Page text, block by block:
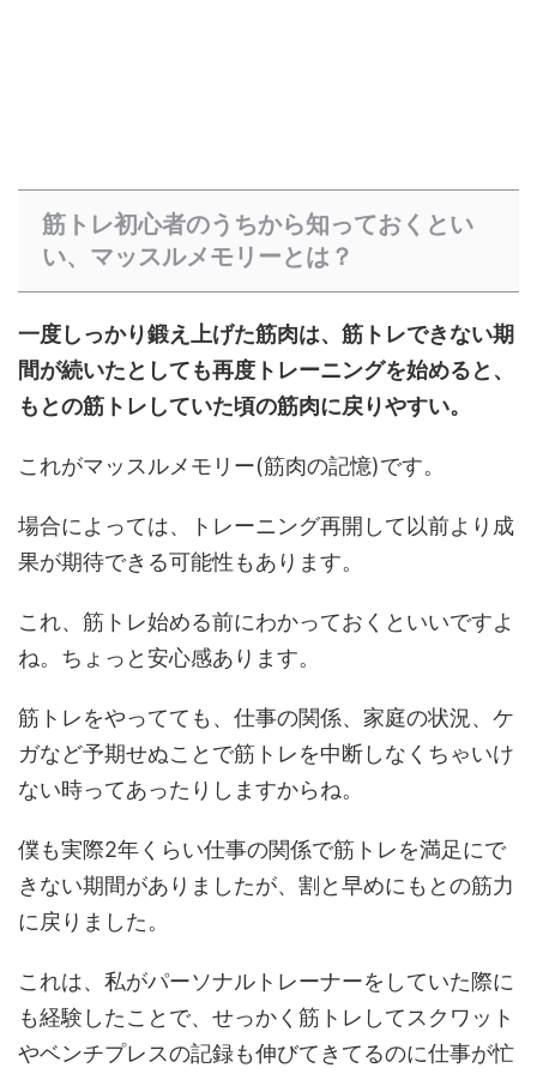
筋トレ初心者のうちから知っておくとい
い、マッスルメモリーとは？
一度しっかり鍛え上げた筋肉は、筋トレできない期
間が続いたとしても再度トレーニングを始めると、
もとの筋トレしていた頃の筋肉に戻りやすい。
これがマッスルメモリー(筋肉の記憶)です。
場合によっては、トレーニング再開して以前より成
果が期待できる可能性もあります。
これ、筋トレ始める前にわかっておくといいですよ
ね。ちょっと安心感あります。
筋トレをやってても、仕事の関係、家庭の状況、ケ
ガなど予期せぬことで筋トレを中断しなくちゃいけ
ない時ってあったりしますからね。
僕も実際2年くらい仕事の関係で筋トレを満足にで
きない期間がありましたが、割と早めにもとの筋力
に戻りました。
これは、私がパーソナルトレーナーをしていた際に
も経験したことで、せっかく筋トレしてスクワット
やベンチプレスの記録も伸びてきてるのに仕事が忙